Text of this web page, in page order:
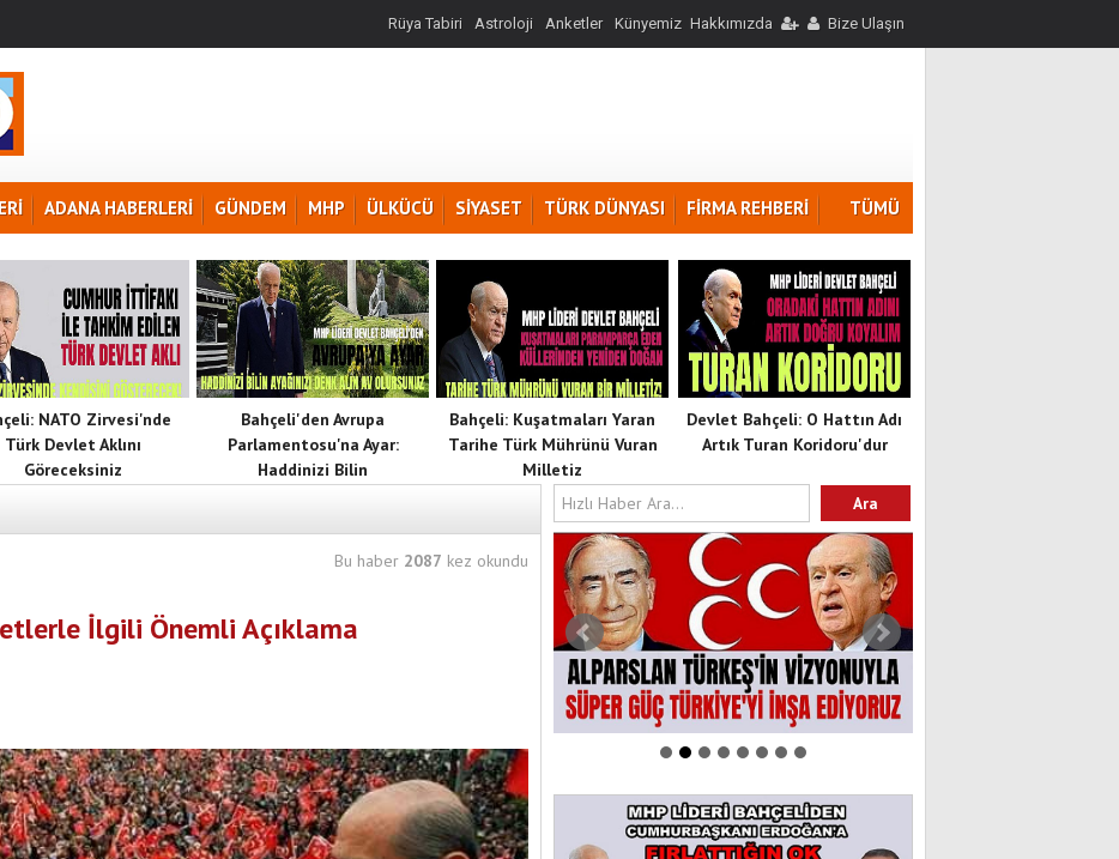
Rüya Tabiri Astroloji Anketler Künyemiz Hakkımızda Bize Ulaşın
ADANA HABERLERİ GÜNDEM MHP ÜLKÜCÜ SİYASET TÜRK DÜNYASI FİRMA REHBERİ TÜMÜ
NATO Zirvesi'nde
Türk Devlet Aklını
Göreceksiniz
Bahçeli'den Avrupa
Parlamentosu'na Ayar:
Haddinizi Bilin
Devlet Bahçeli: O Hattın Adı
Artık Turan Koridoru'dur
Bahçeli: Kuşatmaları Yaran
Tarihe Türk Mührünü Vuran
Milletiz
Bu haber 2087 kez okundu
İlgili Önemli Açıklama